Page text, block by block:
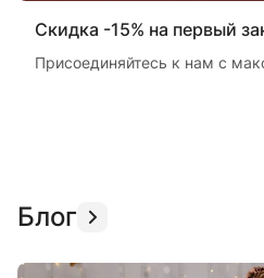
Скидка -15% на первый
Присоединяйтесь к нам с
Блог